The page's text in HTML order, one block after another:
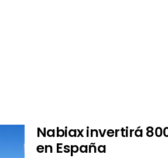
Nabiax invertirá
en España